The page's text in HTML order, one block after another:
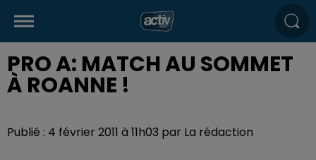
PRO A: MATCH AU SOMMET
À ROANNE !
Publié : 4 février 2011 à 11h03 par La rédaction